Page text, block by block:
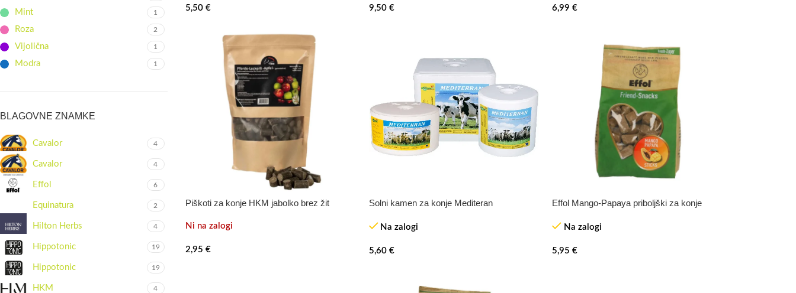
Mint 1
Roza 2
Vijolična 1
Modra 1
BLAGOVNE ZNAMKE
Cavalor 4
Cavalor 4
Effol 6
Equinatura 2
Hilton Herbs 4
Hippotonic 19
Hippotonic 19
HKM 4
5,50 € 9,50 € 6,99€
Piškoti za konje HKM jabolko brez žit
Ni na zalogi
2,95 €
Solni kamen za konje Mediteran
Na zalogi
5,60 €
Effol Mango-Papaya priboljški za konje
Na zalogi
5,95€